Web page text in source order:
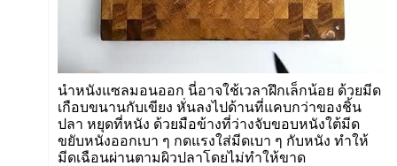
นำหนังแซลมอนออก นี่อาจใช้เวลาฝึกเล็กน้อย ด้วยมีด
เกือบขนานกับเขียง หั่นลงไปด้านที่แคบกว่าของชิ้น
ปลา หยุดที่หนัง ด้วยมือข้างที่ว่างจับขอบหนังใต้มีด
ขยับหนังออกเบา ๆ กดแรงใส่มีดเบา ๆ กับหนัง ทำให้
มีดเฉือนผ่านตามผิวปลาโดยไม่ทำให้ขาด